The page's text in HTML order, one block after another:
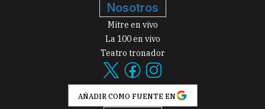
Nosotros
Mitre en vivo
La 100 en vivo
Teatro tronador
AÑADIR COMO FUENTE EN